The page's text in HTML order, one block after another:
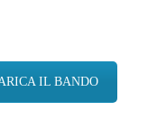
IL BANDO